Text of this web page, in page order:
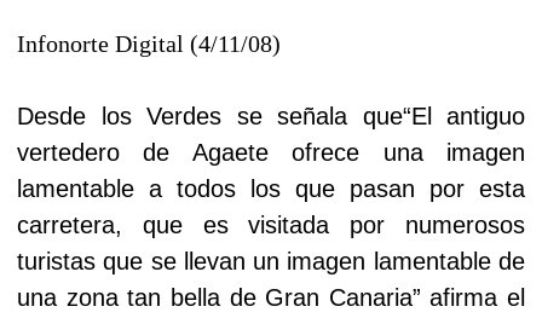
Infonorte Digital (4/11/08)
Desde los Verdes se señala que“El antiguo
vertedero de Agaete ofrece una imagen
lamentable a todos los que pasan por esta
carretera, que es visitada por numerosos
turistas que se llevan un imagen lamentable de
una zona tan bella de Gran Canaria” afirma el